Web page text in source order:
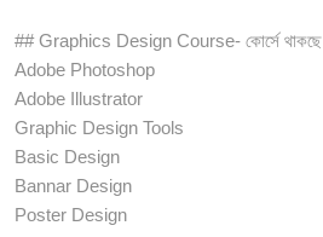
## Graphics Design Course- কোর্সে থাকছে
Adobe Photoshop
Adobe Illustrator
Graphic Design Tools
Basic Design
Bannar Design
Poster Design